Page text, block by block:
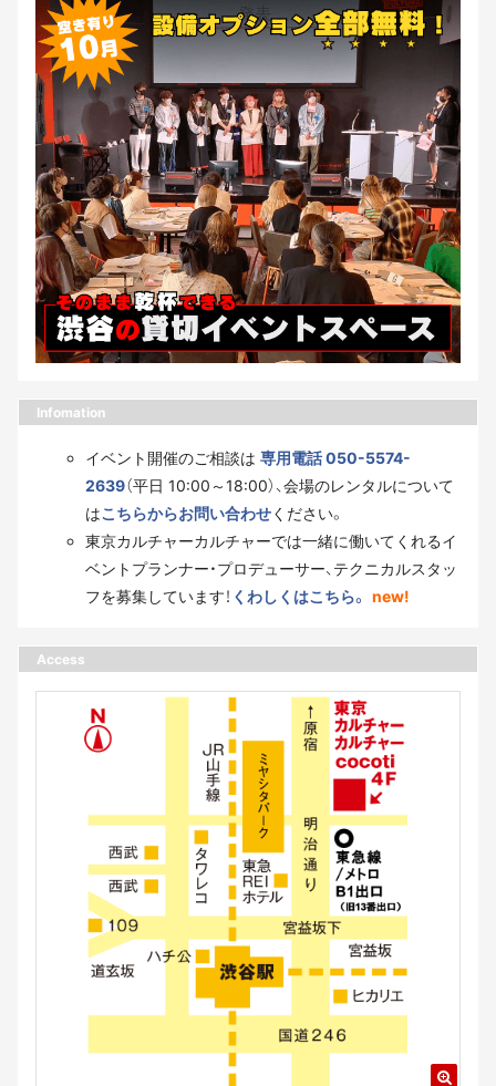
Infomation
イベント開催のご相談は 専用電話 050-5574-
2639（平日 10:00～18:00）、会場のレンタルについて
はこちらからお問い合わせください。
東京カルチャーカルチャーでは一緒に働いてくれるイ
ベントプランナー・プロデューサー、テクニカルスタッ
フを募集しています！ くわしくはこちら。 new!
Access